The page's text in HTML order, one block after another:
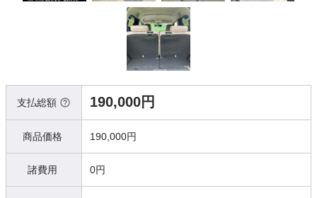
支払総額 190,000円
商品価格 190,000円
諸費用 0円